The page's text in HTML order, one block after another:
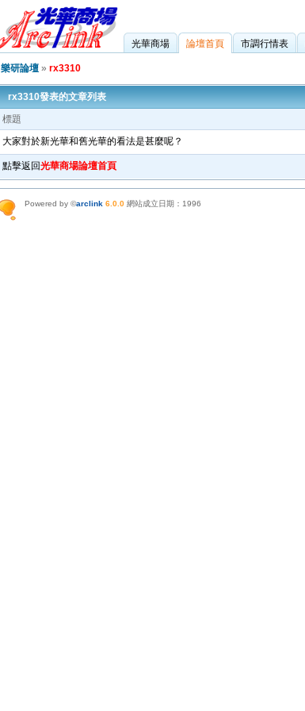
光華商場 論壇首頁 市調行情表
樂研論壇 » rx3310
rx3310發表的文章列表
標題
大家對於新光華和舊光華的看法是甚麼呢？
點擊返回光華商場論壇首頁
Powered by ©arclink 6.0.0 網站成立日期：1996